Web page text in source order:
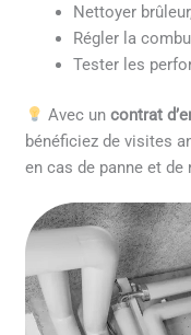
Nettoyer
Régler la
Tester les
Avec un contrat
bénéficiez de visites
en cas de panne et